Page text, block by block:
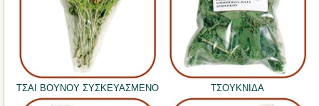
ΤΣΑΙ ΒΟΥΝΟΥ ΣΥΣΚΕΥΑΣΜΕΝΟ ΤΣΟΥΚΝΙΔΑ